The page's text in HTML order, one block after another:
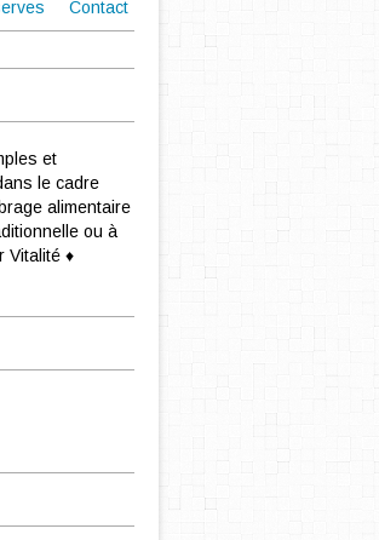
Contact
et
le cadre
alimentaire
ou à
Vitalité ♦